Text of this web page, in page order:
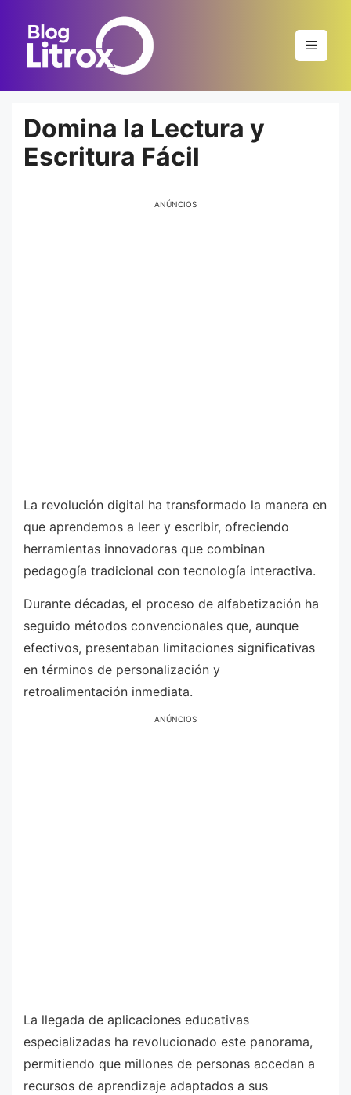
contenido
Menú
Domina la Lectura y
Escritura Fácil
ANÚNCIOS
La revolución digital ha transformado la manera en
que aprendemos a leer y escribir, ofreciendo
herramientas innovadoras que combinan
pedagogía tradicional con tecnología interactiva.
Durante décadas, el proceso de alfabetización ha
seguido métodos convencionales que, aunque
efectivos, presentaban limitaciones significativas
en términos de personalización y
retroalimentación inmediata.
ANÚNCIOS
La llegada de aplicaciones educativas
especializadas ha revolucionado este panorama,
permitiendo que millones de personas accedan a
recursos de aprendizaje adaptados a sus